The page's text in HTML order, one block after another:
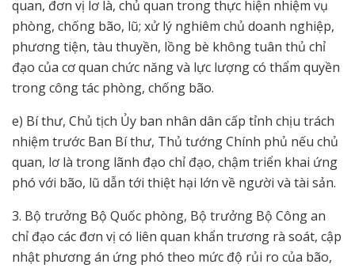
quan, đơn vị lơ là, chủ quan trong thực hiện nhiệm vụ
phòng, chống bão, lũ; xử lý nghiêm chủ doanh nghiệp,
phương tiện, tàu thuyền, lồng bè không tuân thủ chỉ
đạo của cơ quan chức năng và lực lượng có thẩm quyền
trong công tác phòng, chống bão.
e) Bí thư, Chủ tịch Ủy ban nhân dân cấp tỉnh chịu trách
nhiệm trước Ban Bí thư, Thủ tướng Chính phủ nếu chủ
quan, lơ là trong lãnh đạo chỉ đạo, chậm triển khai ứng
phó với bão, lũ dẫn tới thiệt hại lớn về người và tài sản.
3. Bộ trưởng Bộ Quốc phòng, Bộ trưởng Bộ Công an
chỉ đạo các đơn vị có liên quan khẩn trương rà soát, cập
nhật phương án ứng phó theo mức độ rủi ro của bão,